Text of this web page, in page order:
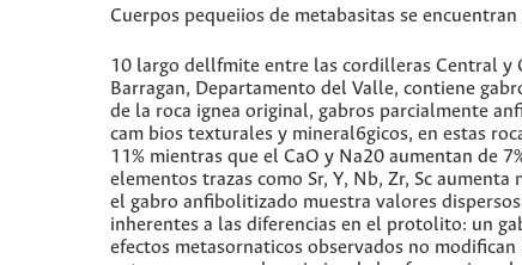
Cuerpos pequeiios de metabasitas se
10 largo dellfmite entre las cordilleras Central y
Barragan, Departamento del Valle, contiene
de la roca ignea original, gabros parcialmente
cam bios texturales y mineral6gicos, en estas
11% mientras que el CaO y Na20 aumentan de
elementos trazas como Sr, Y, Nb, Zr, Sc
el gabro anfibolitizado muestra valores
inherentes a las diferencias en el protolito: un
efectos metasornaticos observados no